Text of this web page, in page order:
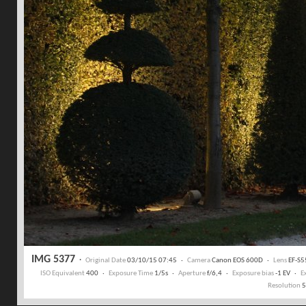
IMG 5377 · Original Date03/10/15 07:45 · CameraCanon EOS 600D · LensEF-
ISO Equivalent400 · Exposure Time1/5s · Aperturef/6,4 · Exposure bias-1 EV ·
Resolution